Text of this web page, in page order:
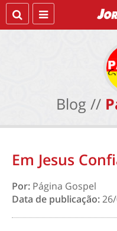
Blog //
Em Jesus
Por: Página Gospel
Data de publicação: